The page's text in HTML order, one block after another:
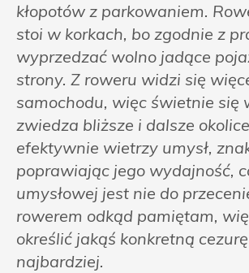
kłopotów z parkowaniem.
stoi w korkach, bo zgodnie z
wyprzedzać wolno jadące
strony. Z roweru widzi się
samochodu, więc świetnie się
zwiedza bliższe i dalsze
efektywnie wietrzy umysł,
poprawiając jego wydajność,
umysłowej jest nie do
rowerem odkąd pamiętam,
określić jakąś konkretną
najbardziej.